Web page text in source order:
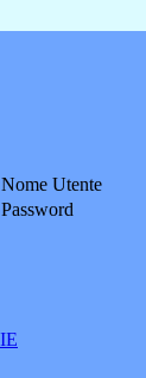
Nome Utente
Password